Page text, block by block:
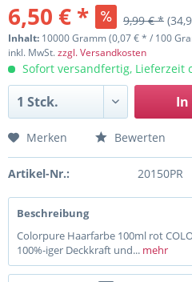
6,50 € * 9,99 € *
Inhalt: 10000 Gramm (0,07 € * / 100
inkl. MwSt.zzgl. Versandkosten
Sofort versandfertig, Lieferzeit
In
Merken Bewerten
Artikel-Nr.: 20150PR
Beschreibung
Colorpure Haarfarbe 100ml rot
100%-iger Deckkraft und... mehr